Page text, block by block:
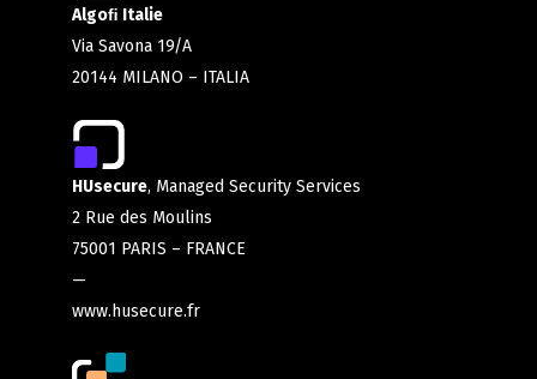
Algoﬁ Italie
Via Savona 19/A
20144 MILANO – ITALIA
HUsecure, Managed Security Services
2 Rue des Moulins
75001 PARIS – FRANCE
—
www.husecure.fr